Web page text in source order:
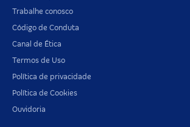
Trabalhe conosco
Código de Conduta
Canal de Ética
Termos de Uso
Política de privacidade
Política de Cookies
Ouvidoria